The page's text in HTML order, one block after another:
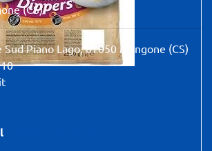
(CS)
Piano Lago, 87050 Mangone (CS)